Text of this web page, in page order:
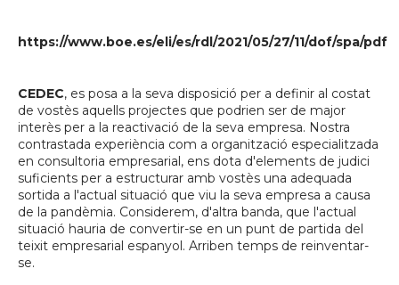
https://www.boe.es/eli/es/rdl/2021/05/27/11/dof/spa/pdf
CEDEC, es posa a la seva disposició per a definir al costat
de vostès aquells projectes que podrien ser de major
interès per a la reactivació de la seva empresa. Nostra
contrastada experiència com a organització especialitzada
en consultoria empresarial, ens dota d'elements de judici
suficients per a estructurar amb vostès una adequada
sortida a l'actual situació que viu la seva empresa a causa
de la pandèmia. Considerem, d'altra banda, que l'actual
situació hauria de convertir-se en un punt de partida del
teixit empresarial espanyol. Arriben temps de reinventar-
se.